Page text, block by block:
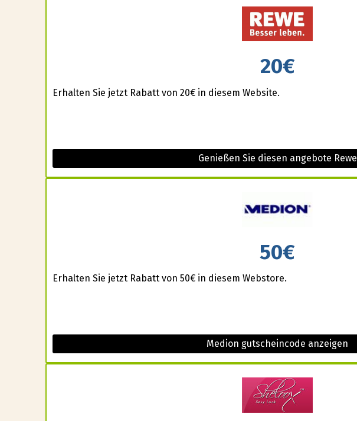
20€
Erhalten Sie jetzt Rabatt von 20€ in diesem Website.
Genießen Sie diesen angebote Rewe
50€
Erhalten Sie jetzt Rabatt von 50€ in diesem Webstore.
Medion gutscheincode anzeigen